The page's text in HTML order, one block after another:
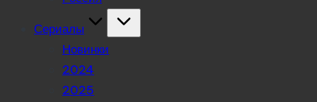
Сериалы
Новинки
2024
2025